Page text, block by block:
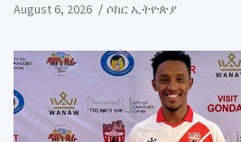
August 6, 2026 ሶከር ኢትዮጵያ